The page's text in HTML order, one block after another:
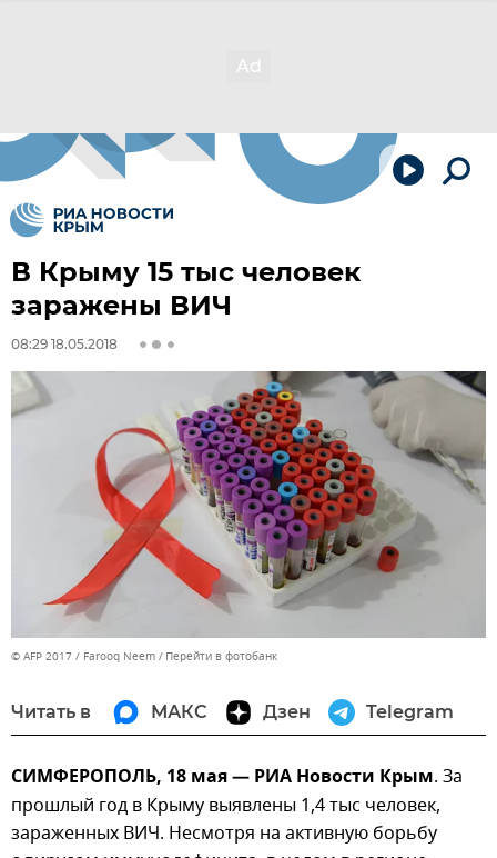
В Крыму 15 тыс человек
заражены ВИЧ
08:29 18.05.2018
© AFP 2017 / Farooq Neem Перейти в фотобанк
Читать в МАКС Дзен Telegram
СИМФЕРОПОЛЬ, 18 мая — РИА Новости Крым. За
прошлый год в Крыму выявлены 1,4 тыс человек,
зараженных ВИЧ. Несмотря на активную борьбу